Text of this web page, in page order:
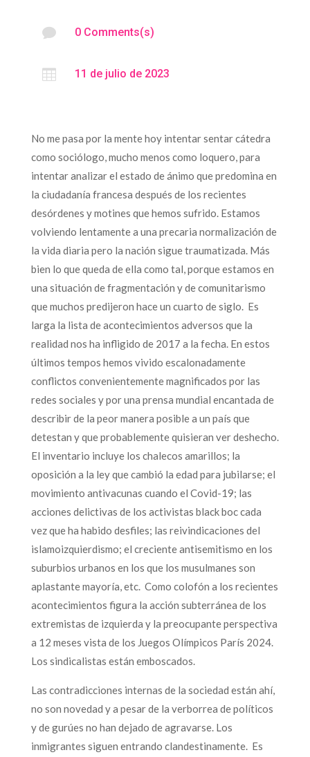
 0 Comments(s)
 11 de julio de 2023
No me pasa por la mente hoy intentar sentar cátedra
como sociólogo, mucho menos como loquero, para
intentar analizar el estado de ánimo que predomina en
la ciudadanía francesa después de los recientes
desórdenes y motines que hemos sufrido. Estamos
volviendo lentamente a una precaria normalización de
la vida diaria pero la nación sigue traumatizada. Más
bien lo que queda de ella como tal, porque estamos en
una situación de fragmentación y de comunitarismo
que muchos predijeron hace un cuarto de siglo. Es
larga la lista de acontecimientos adversos que la
realidad nos ha infligido de 2017 a la fecha. En estos
últimos tempos hemos vivido escalonadamente
conflictos convenientemente magnificados por las
redes sociales y por una prensa mundial encantada de
describir de la peor manera posible a un país que
detestan y que probablemente quisieran ver deshecho.
El inventario incluye los chalecos amarillos; la
oposición a la ley que cambió la edad para jubilarse; el
movimiento antivacunas cuando el Covid-19; las
acciones delictivas de los activistas black boc cada
vez que ha habido desfiles; las reivindicaciones del
islamoizquierdismo; el creciente antisemitismo en los
suburbios urbanos en los que los musulmanes son
aplastante mayoría, etc. Como colofón a los recientes
acontecimientos figura la acción subterránea de los
extremistas de izquierda y la preocupante perspectiva
a 12 meses vista de los Juegos Olímpicos París 2024.
Los sindicalistas están emboscados.
Las contradicciones internas de la sociedad están ahí,
no son novedad y a pesar de la verborrea de políticos
y de gurúes no han dejado de agravarse. Los
inmigrantes siguen entrando clandestinamente. Es